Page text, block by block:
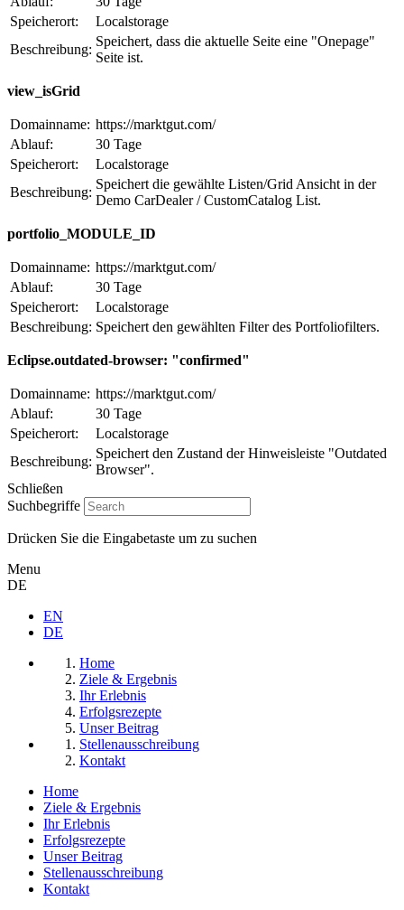
Speicherort:
Localstorage
Beschreibung:
Speichert, dass die aktuelle Seite eine "Onepage"
Seite ist.
view_isGrid
Domainname: https://marktgut.com/
Ablauf:
30 Tage
Speicherort:
Localstorage
Beschreibung:
Speichert die gewählte Listen/Grid Ansicht in der
Demo CarDealer / CustomCatalog List.
portfolio_MODULE_ID
Domainname: https://marktgut.com/
Ablauf:
30 Tage
Speicherort:
Localstorage
Beschreibung: Speichert den gewählten Filter des Portfoliofilters.
Eclipse.outdated-browser: "confirmed"
Domainname: https://marktgut.com/
Ablauf:
30 Tage
Speicherort:
Localstorage
Beschreibung:
Speichert den Zustand der Hinweisleiste "Outdated
Browser".
Schließen
Suchbegriffe
Drücken Sie die Eingabetaste um zu suchen
Menu
DE
EN
DE
Home
Ziele & Ergebnis
Ihr Erlebnis
Erfolgsrezepte
Unser Beitrag
Stellenausschreibung
Kontakt
Home
Ziele & Ergebnis
Ihr Erlebnis
Erfolgsrezepte
Unser Beitrag
Stellenausschreibung
Kontakt